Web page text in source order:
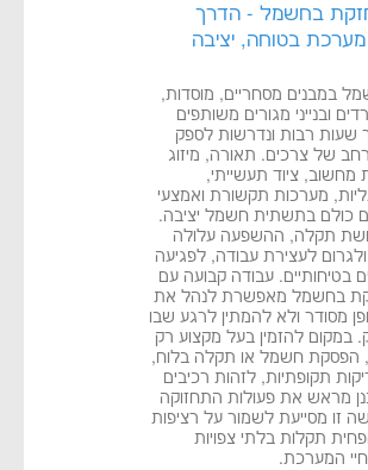
בחשמל - הדרך
בטוחה, יציבה
במבנים מסחריים, מוסדות,
ובנייני מגורים משותפים
שעות רבות ונדרשות לספק
רחב של צרכים. תאורה, מיזוג
מחשוב, ציוד תעשייתי,
מערכות תקשורת ואמצעי
כולם בתשתית חשמל יציבה.
תקלה, ההשפעה עלולה
לעצירת עבודה, לפגיעה
בטיחותיים. עבודה קבועה עם
בחשמל מאפשרת לנהל את
מסודר ולא להמתין לרגע שבו
במקום להזמין בעל מקצוע רק
הפסקת חשמל או תקלה בלוח,
תקופתיות, לזהות רכיבים
מראש את פעולות התחזוקה
זו מסייעת לשמור על רציפות
תקלות בלתי צפויות
המערכת.